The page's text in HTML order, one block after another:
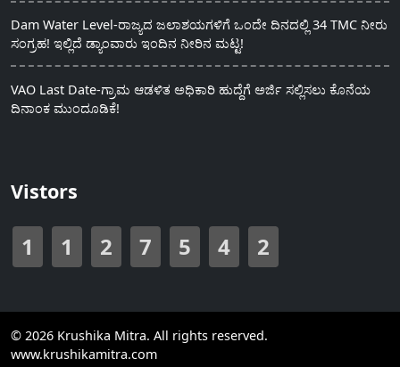
Dam Water Level-ರಾಜ್ಯದ ಜಲಾಶಯಗಳಿಗೆ ಒಂದೇ ದಿನದಲ್ಲಿ 34 TMC ನೀರು
ಸಂಗ್ರಹ! ಇಲ್ಲಿದೆ ಡ್ಯಾಂವಾರು ಇಂದಿನ ನೀರಿನ ಮಟ್ಟ!
VAO Last Date-ಗ್ರಾಮ ಆಡಳಿತ ಅಧಿಕಾರಿ ಹುದ್ದೆಗೆ ಅರ್ಜಿ ಸಲ್ಲಿಸಲು ಕೊನೆಯ
ದಿನಾಂಕ ಮುಂದೂಡಿಕೆ!
Vistors
1 1 2 7 5 4 2
© 2026 Krushika Mitra. All rights reserved.
www.krushikamitra.com